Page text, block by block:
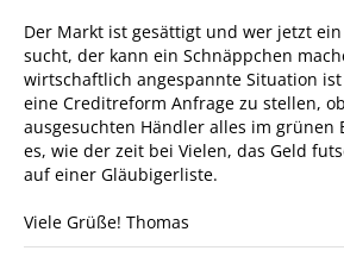
Der Markt ist gesättigt und wer jetzt
sucht, der kann ein Schnäppchen
wirtschaftlich angespannte Situation
eine Creditreform Anfrage zu stellen,
ausgesuchten Händler alles im grünen
es, wie der zeit bei Vielen, das Geld
auf einer Gläubigerliste.
Viele Grüße! Thomas